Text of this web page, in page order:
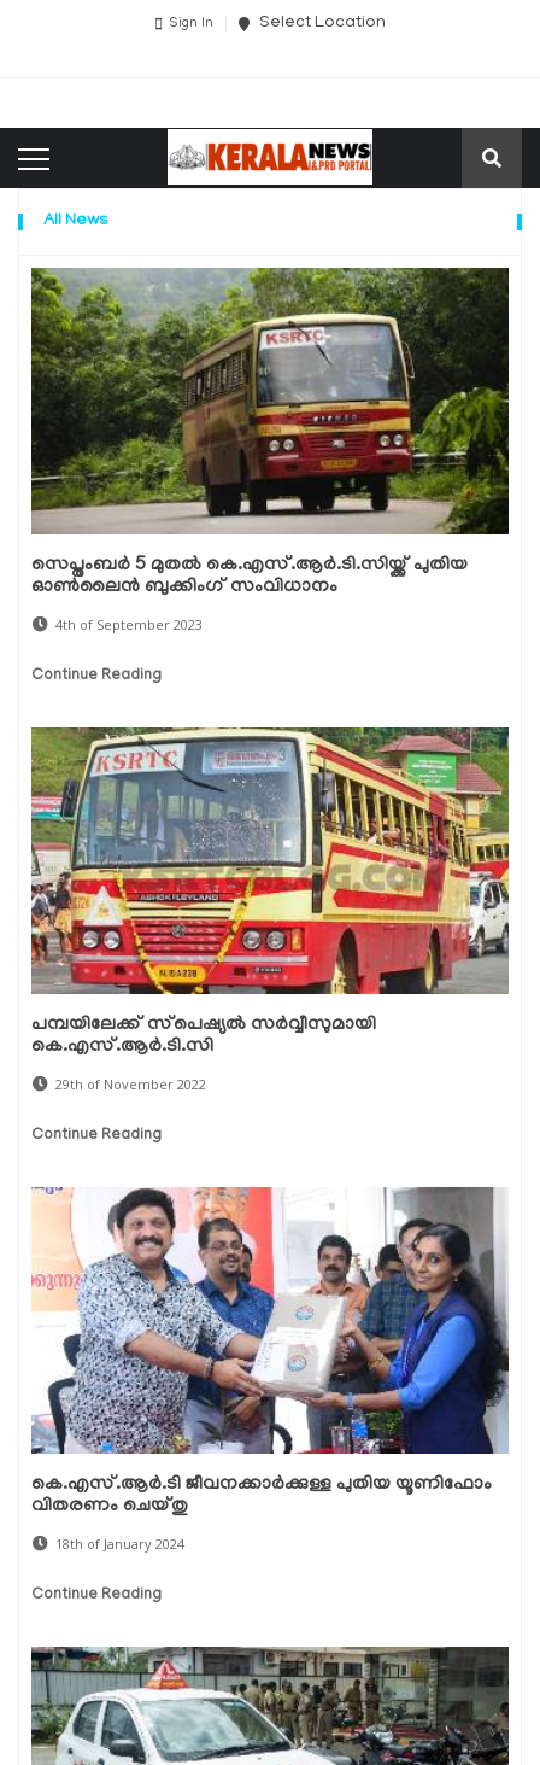
Sign In Select Location
All News
സെപ്തംബർ 5 മുതൽ കെ.എസ്.ആർ.ടി.സിയ്ക്ക് പുതിയ
ഓൺലൈൻ ബുക്കിംഗ് സംവിധാനം
4th of September 2023
Continue Reading
പമ്പയിലേക്ക് സ്‌പെഷ്യല്‍ സര്‍വ്വീസുമായി
കെ.എസ്.ആര്‍.ടി.സി
29th of November 2022
Continue Reading
കെ.എസ്.ആർ.ടി ജീവനക്കാർക്കുള്ള പുതിയ യൂണിഫോം
വിതരണം ചെയ്തു
18th of January 2024
Continue Reading